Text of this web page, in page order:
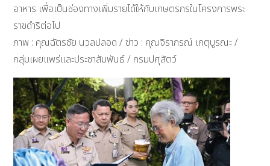
อาหาร เพื่อเป็นช่องทางเพิ่มรายได้ให้กับเกษตรกรในโครงการพระ
ราชดำริต่อไป
ภาพ : คุณฉัตรชัย นวลปลอด / ข่าว : คุณจิราภรณ์ เกตุบูรณะ /
กลุ่มเผยแพร่และประชาสัมพันธ์ / กรมปศุสัตว์